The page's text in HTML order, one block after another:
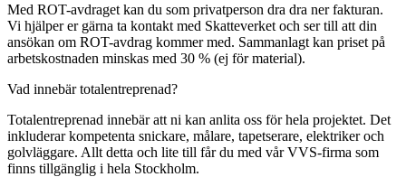
Med ROT-avdraget kan du som privatperson dra dra ner fakturan.
Vi hjälper er gärna ta kontakt med Skatteverket och ser till att din
ansökan om ROT-avdrag kommer med. Sammanlagt kan priset på
arbetskostnaden minskas med 30 % (ej för material).
Vad innebär totalentreprenad?
Totalentreprenad innebär att ni kan anlita oss för hela projektet. Det
inkluderar kompetenta snickare, målare, tapetserare, elektriker och
golvläggare. Allt detta och lite till får du med vår VVS-firma som
finns tillgänglig i hela Stockholm.